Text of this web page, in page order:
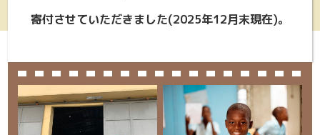
寄付させていただきました(2025年12月末現在)。